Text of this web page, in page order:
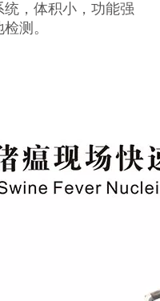
，体积小，功能强
测。